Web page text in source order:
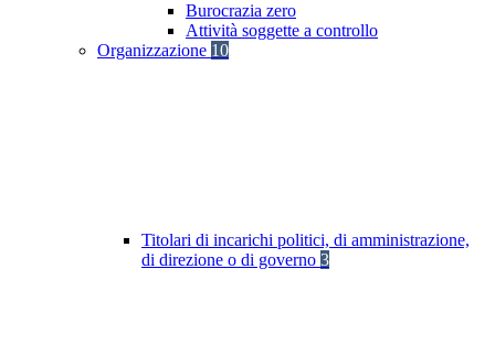
Burocrazia zero
Attività soggette a controllo
Organizzazione 10
Titolari di incarichi politici, di amministrazione,
di direzione o di governo 3